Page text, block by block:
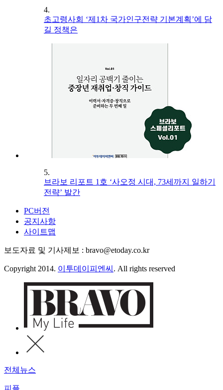
4.
초고령사회 ‘제1차 국가인구전략 기본계획’에 담
길 정책은
5.
브라보 리포트 1호 ‘사오정 시대, 73세까지 일하기
전략’ 발간
PC버전
공지사항
사이트맵
보도자료 및 기사제보 : bravo@etoday.co.kr
Copyright 2014. 이투데이피엔씨 . All rights reserved
전체뉴스